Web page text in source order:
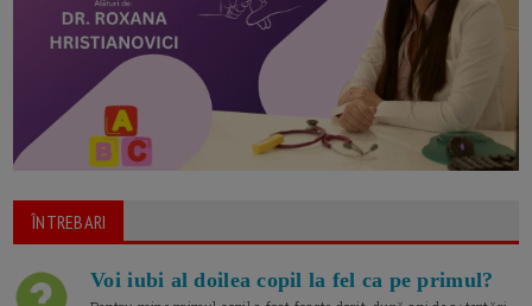
ÎNTREBARI
Voi iubi al doilea copil la fel ca pe primul?